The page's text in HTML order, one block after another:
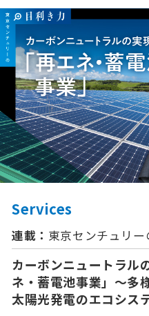
Services
連載： 東京センチュリー
カーボンニュートラル
ネ・蓄電池事業」〜多
太陽光発電のエコシス